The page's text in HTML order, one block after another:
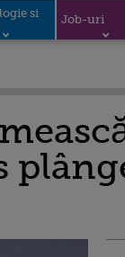
si
Job-uri